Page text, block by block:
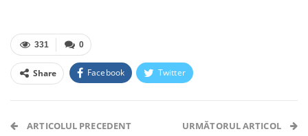
0
331
Share Facebook Twitter
Telegram WhatsApp Viber
ARTICOLUL PRECEDENT URMĂTORUL ARTICOL